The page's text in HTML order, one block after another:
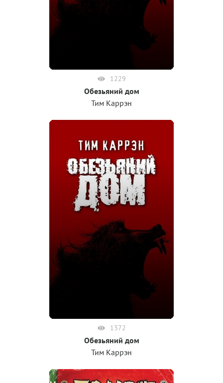
1229
Обезьяний дом
Тим Каррэн
1372
Обезьяний дом
Тим Каррэн